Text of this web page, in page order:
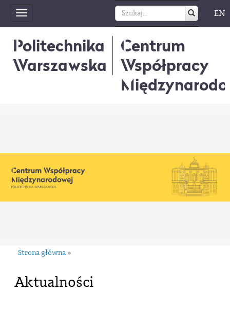
Toggle
navigation
EN
Politechnika
Warszawska
Centrum
Współpracy
Strona główna »
Aktualności